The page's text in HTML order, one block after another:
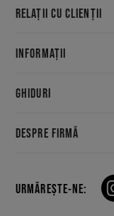
RELAȚII CU CLIENȚII
INFORMAȚII
GHIDURI
DESPRE FIRMĂ
URMĂREȘTE-NE: